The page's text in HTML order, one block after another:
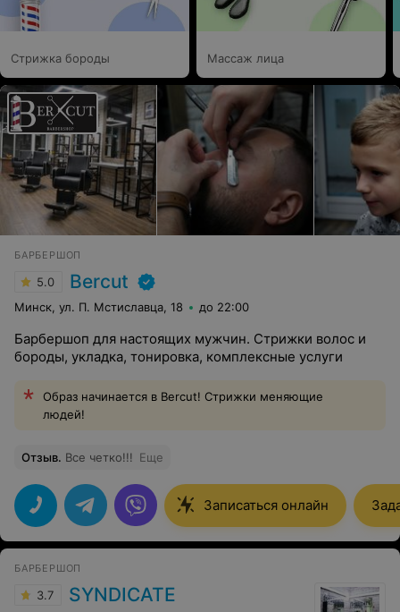
Стрижка бороды Массаж лица
БАРБЕРШОП
5.0 Bercut
Минск, ул. П. Мстиславца, 18 до 22:00
Барбершоп для настоящих мужчин. Стрижки волос и
бороды, укладка, тонировка, комплексные услуги
Образ начинается в Bercut! Стрижки меняющие
людей!
Отзыв. Все четко!!! Еще
Записаться онлайн
БАРБЕРШОП
3.7 SYNDICATE